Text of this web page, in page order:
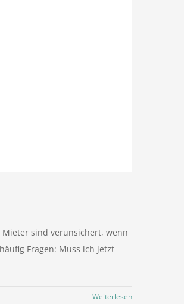
Mieter sind verunsichert, wenn
Fragen: Muss ich jetzt
Weiterlesen